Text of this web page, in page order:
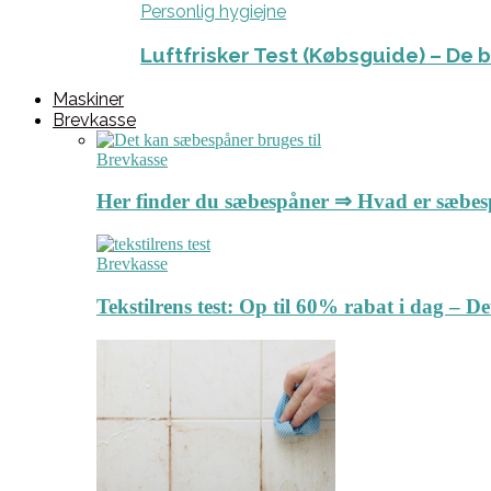
Personlig hygiejne
Luftfrisker Test (Købsguide) – De
Maskiner
Brevkasse
Brevkasse
Her finder du sæbespåner ⇒ Hvad er
Brevkasse
Tekstilrens test: Op til 60% rabat i dag –